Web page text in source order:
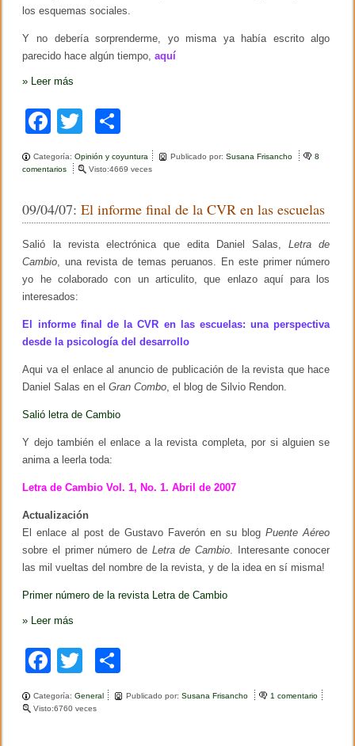
los esquemas sociales.
Y no debería sorprenderme, yo misma ya había escrito algo
parecido hace algún tiempo,aquí
» Leer más
F
a
c
b
o
o
k
wi
tt
m
ar
tir
Categoría:Opinión y coyuntura Publicado por:Susana Frisancho
8
comentarios
e
r
e
e
c
l
o
Visto:4669 veces
09/04/07:El informe final de la CVR en las escuelas
Salió la revista electrónica que edita Daniel Salas,Letra de
Cambio , una revista de temas peruanos. En este primer número
yo he colaborado con un articulito, que enlazo aquí para los
interesados:
El informe final de la CVR en las escuelas: una perspectiva
desde la psicología del desarrollo
Aqui va el enlace al anuncio de publicación de la revista que hace
Daniel Salas en elGran Combo , el blog de Silvio Rendon.
Salió letra de Cambio
Y dejo también el enlace a la revista completa, por si alguien se
anima a leerla toda:
Letra de Cambio Vol. 1, No. 1. Abril de 2007
Actualización
El enlace al post de Gustavo Faverón en su blogPuente Aéreo
sobre el primer número de Letra de Cambio . Interesante conocer
las mil vueltas del nombre de la revista, y de la idea en sí misma!
Primer número de la revista Letra de Cambio
» Leer más
F
a
c
wi
tt
o
Categoría:General Publicado por:Susana Frisancho 1 comentario e
Visto:6760 veces